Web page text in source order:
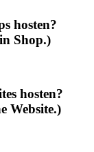
hosten?
Shop.)
hosten?
Website.)